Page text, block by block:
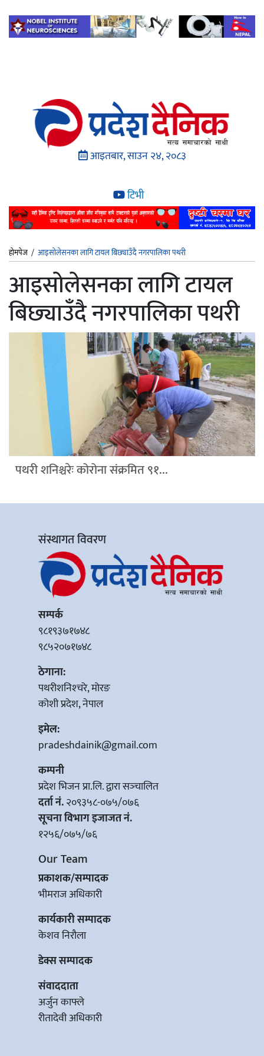
आइतबार, साउन २४, २०८३
टिभी
होमपेज / आइसोलेसनका लागि टायल बिछ्याउँदै नगरपालिका पथरी
आइसोलेसनका लागि टायल
बिछ्याउँदै नगरपालिका पथरी
पथरी शनिश्चरेः कोरोना संक्रमित ९१...
संस्थागत विवरण
सम्पर्क
९८१९३७१७४८
९८५२०७१७४८
ठेगाना:
पथरीशनिश्‍चरे, मोरङ
कोशी प्रदेश, नेपाल
इमेल:
pradeshdainik@gmail.com
कम्पनी
प्रदेश भिजन प्रा.लि. द्वारा सञ्‍चालित
दर्ता नं.२०९३५८-०७५/०७६
सूचना विभाग इजाजत नं.
१२५६/०७५/७६
Our Team
प्रकाशक/सम्पादक
भीमराज अधिकारी
कार्यकारी सम्पादक
केशव निरौला
डेक्स सम्पादक
संवाददाता
अर्जुन काफ्ले
रीतादेवी अधिकारी